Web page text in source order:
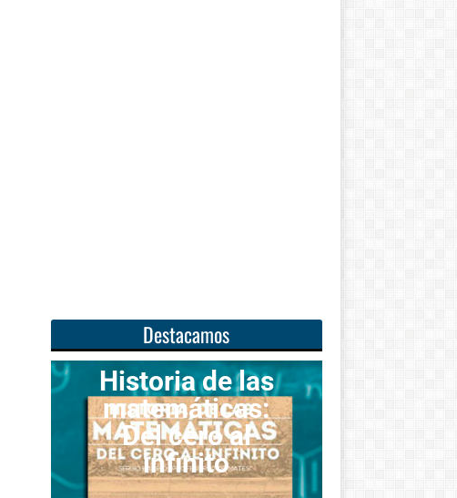
Destacamos
Historia de las
matemáticas:
Del cero al
infinito
matemáticas
para todos